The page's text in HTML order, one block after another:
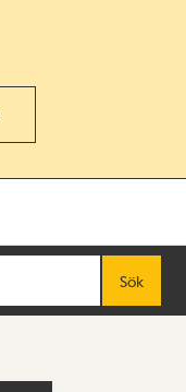
Sök